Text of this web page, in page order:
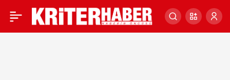
Batı Karadeniz’in iç 0